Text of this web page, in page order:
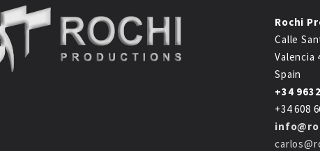
Rochi
Calle
Valencia
Spain
+34
+34 608